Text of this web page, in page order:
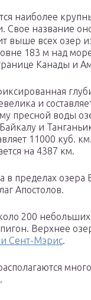
наиболее
Свое название
выше всех озер
183 м над
Канады и
и
пресной воды
и
11000 куб.
на 4387 км.
в пределах озера
Апостолов.
200
Верхнее
Сент-Мэрис.